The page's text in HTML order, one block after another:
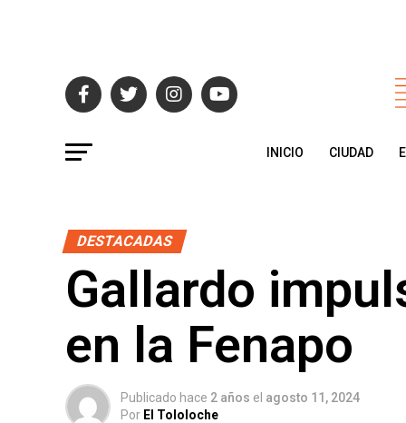
INICIO CIUDAD
DESTACADAS
Gallardo
en la Fenapo
Publicado hace 2 años el agosto 11, 2024
Por El Tololoche